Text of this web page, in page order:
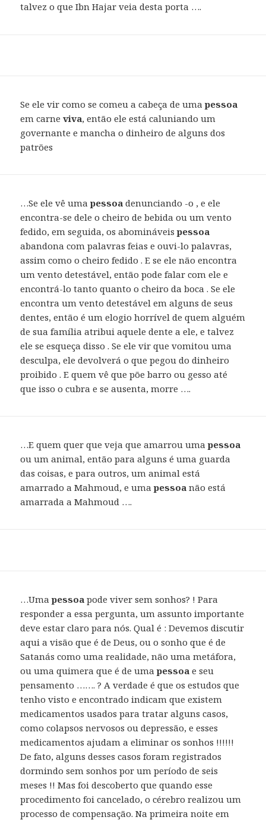
talvez o que Ibn Hajar veia desta porta ….
Se ele vir como se comeu a cabeça de umapessoa
em carneviva, então ele está caluniando um
governante e mancha o dinheiro de alguns dos
patrões
…Se ele vê umapessoa denunciando -o , e ele
encontra-se dele o cheiro de bebida ou um vento
fedido, em seguida, os abomináveispessoa
abandona com palavras feias e ouvi-lo palavras,
assim como o cheiro fedido . E se ele não encontra
um vento detestável, então pode falar com ele e
encontrá-lo tanto quanto o cheiro da boca . Se ele
encontra um vento detestável em alguns de seus
dentes, então é um elogio horrível de quem alguém
de sua família atribui aquele dente a ele, e talvez
ele se esqueça disso . Se ele vir que vomitou uma
desculpa, ele devolverá o que pegou do dinheiro
proibido . E quem vê que põe barro ou gesso até
que isso o cubra e se ausenta, morre ….
…E quem quer que veja que amarrou umapessoa
ou um animal, então para alguns é uma guarda
das coisas, e para outros, um animal está
amarrado a Mahmoud, e umapessoa não está
amarrada a Mahmoud ….
…Umapessoa pode viver sem sonhos? ! Para
responder a essa pergunta, um assunto importante
deve estar claro para nós. Qual é : Devemos discutir
aqui a visão que é de Deus, ou o sonho que é de
Satanás como uma realidade, não uma metáfora,
ou uma quimera que é de umapessoa e seu
pensamento ……. ? A verdade é que os estudos que
tenho visto e encontrado indicam que existem
medicamentos usados ​​para tratar alguns casos,
como colapsos nervosos ou depressão, e esses
medicamentos ajudam a eliminar os sonhos !!!!!!
De fato, alguns desses casos foram registrados
dormindo sem sonhos por um período de seis
meses !! Mas foi descoberto que quando esse
procedimento foi cancelado, o cérebro realizou um
processo de compensação. Na primeira noite em